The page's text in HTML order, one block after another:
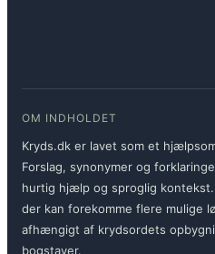
OM INDHOLDET
Kryds.dk er lavet som et
Forslag, synonymer og
hurtig hjælp og sproglig
der kan forekomme flere mulige
afhængigt af krydsordets
bogstaver.